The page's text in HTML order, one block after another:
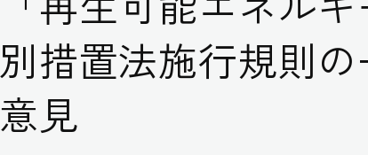
別措置法施行規則
意見